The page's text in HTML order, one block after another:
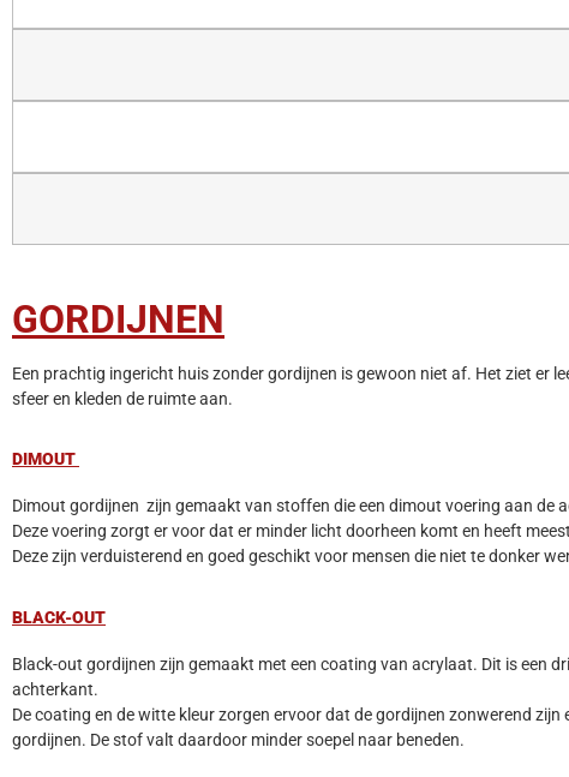
GORDIJNEN
Een prachtig ingericht huis zonder gordijnen is gewoon niet af. Het ziet er
sfeer en kleden de ruimte aan.
DIMOUT
Dimout gordijnen zijn gemaakt van stoffen die een dimout voering aan de
Deze voering zorgt er voor dat er minder licht doorheen komt en heeft
Deze zijn verduisterend en goed geschikt voor mensen die niet te donker
BLACK-OUT
Black-out gordijnen zijn gemaakt met een coating van acrylaat. Dit is een
achterkant.
De coating en de witte kleur zorgen ervoor dat de gordijnen zonwerend
gordijnen. De stof valt daardoor minder soepel naar beneden.